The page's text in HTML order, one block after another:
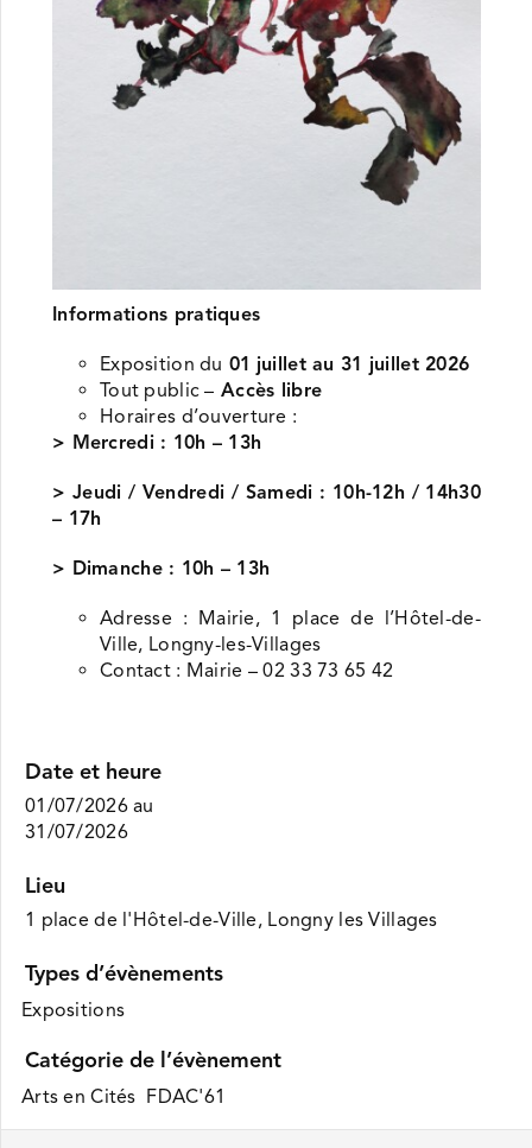
Informations pratiques
Exposition du 01 juillet au 31 juillet 2026
Tout public – Accès libre
Horaires d’ouverture :
> Mercredi : 10h – 13h
> Jeudi / Vendredi / Samedi : 10h-12h / 14h30
– 17h
> Dimanche : 10h – 13h
Adresse : Mairie, 1 place de l’Hôtel-de-
Ville, Longny-les-Villages
Contact : Mairie – 02 33 73 65 42
Date et heure
01/07/2026au
31/07/2026
Lieu
1 place de l'Hôtel-de-Ville, Longny les Villages
Types d’évènements
Expositions
Catégorie de l’évènement
Arts en Cités FDAC'61